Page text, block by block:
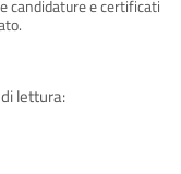
candidature e certificati
lettura: